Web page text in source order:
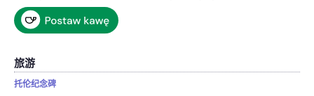
旅游
托伦纪念碑